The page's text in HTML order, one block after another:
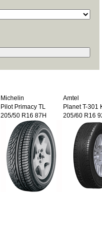
Michelin
Pilot Primacy TL
205/50 R16 87H
Amtel
Planet T-301
205/60 R16